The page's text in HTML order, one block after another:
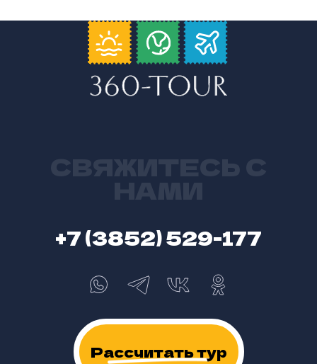
+7 (3852) 529-177
Рассчитать тур